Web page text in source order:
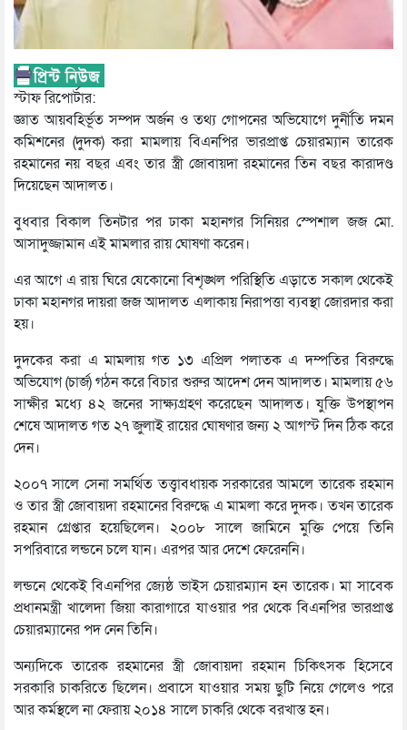
স্টাফ রিপোর্টার:
জ্ঞাত আয়বহির্ভূত সম্পদ অর্জন ও তথ্য গোপনের অভিযোগে দুর্নীতি দমন
কমিশনের (দুদক) করা মামলায় বিএনপির ভারপ্রাপ্ত চেয়ারম্যান তারেক
রহমানের নয় বছর এবং তার স্ত্রী জোবায়দা রহমানের তিন বছর কারাদণ্ড
দিয়েছেন আদালত।
বুধবার বিকাল তিনটার পর ঢাকা মহানগর সিনিয়র স্পেশাল জজ মো.
আসাদুজ্জামান এই মামলার রায় ঘোষণা করেন।
এর আগে এ রায় ঘিরে যেকোনো বিশৃঙ্খল পরিস্থিতি এড়াতে সকাল থেকেই
ঢাকা মহানগর দায়রা জজ আদালত এলাকায় নিরাপত্তা ব্যবস্থা জোরদার করা
হয়।
দুদকের করা এ মামলায় গত ১৩ এপ্রিল পলাতক এ দম্পতির বিরুদ্ধে
অভিযোগ (চার্জ) গঠন করে বিচার শুরুর আদেশ দেন আদালত। মামলায় ৫৬
সাক্ষীর মধ্যে ৪২ জনের সাক্ষ্যগ্রহণ করেছেন আদালত। যুক্তি উপস্থাপন
শেষে আদালত গত ২৭ জুলাই রায়ের ঘোষণার জন্য ২ আগস্ট দিন ঠিক করে
দেন।
২০০৭ সালে সেনা সমর্থিত তত্ত্বাবধায়ক সরকারের আমলে তারেক রহমান
ও তার স্ত্রী জোবায়দা রহমানের বিরুদ্ধে এ মামলা করে দুদক। তখন তারেক
রহমান গ্রেপ্তার হয়েছিলেন। ২০০৮ সালে জামিনে মুক্তি পেয়ে তিনি
সপরিবারে লন্ডনে চলে যান। এরপর আর দেশে ফেরেননি।
লন্ডনে থেকেই বিএনপির জ্যেষ্ঠ ভাইস চেয়ারম্যান হন তারেক। মা সাবেক
প্রধানমন্ত্রী খালেদা জিয়া কারাগারে যাওয়ার পর থেকে বিএনপির ভারপ্রাপ্ত
চেয়ারম্যানের পদ নেন তিনি।
অন্যদিকে তারেক রহমানের স্ত্রী জোবায়দা রহমান চিকিৎসক হিসেবে
সরকারি চাকরিতে ছিলেন। প্রবাসে যাওয়ার সময় ছুটি নিয়ে গেলেও পরে
আর কর্মস্থলে না ফেরায় ২০১৪ সালে চাকরি থেকে বরখাস্ত হন।